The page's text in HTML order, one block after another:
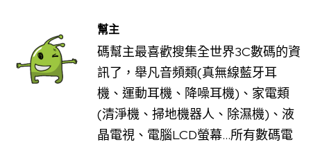
幫主
碼幫主最喜歡搜集全世界3C數碼的資
訊了，舉凡音頻類(真無線藍牙耳
機、運動耳機、降噪耳機)、家電類
(清淨機、掃地機器人、除濕機)、液
晶電視、電腦LCD螢幕...所有數碼電